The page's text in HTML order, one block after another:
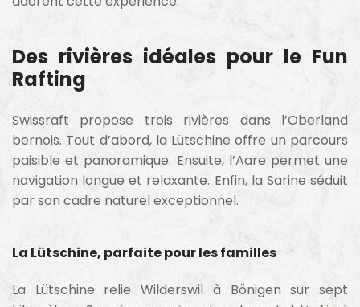
Des rivières idéales pour le Fun
Rafting
Swissraft propose trois rivières dans l’Oberland
bernois. Tout d’abord, la Lütschine offre un parcours
paisible et panoramique. Ensuite, l’Aare permet une
navigation longue et relaxante. Enfin, la Sarine séduit
par son cadre naturel exceptionnel.
La Lütschine, parfaite pour les familles
La Lütschine relie Wilderswil à Bönigen sur sept